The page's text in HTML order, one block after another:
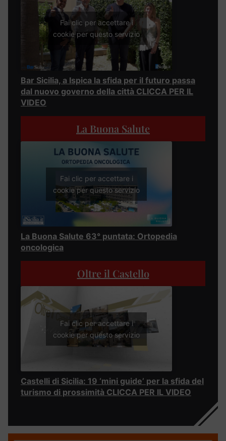
Fai clic per accettare i
cookie per questo servizio
Bar Sicilia, a Ispica la sfida per il futuro passa
dal nuovo governo della città CLICCA PER IL
VIDEO
La Buona Salute
Fai clic per accettare i
cookie per questo servizio
La Buona Salute 63° puntata: Ortopedia
oncologica
Oltre il Castello
Fai clic per accettare i
cookie per questo servizio
Castelli di Sicilia: 19 ‘mini guide’ per la sfida del
turismo di prossimità CLICCA PER IL VIDEO